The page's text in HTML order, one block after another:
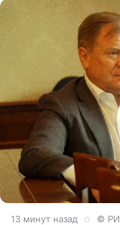
13 минут назад ©